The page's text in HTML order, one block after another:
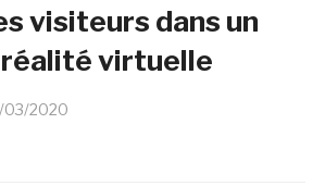
visiteurs dans un
réalité virtuelle
03/2020